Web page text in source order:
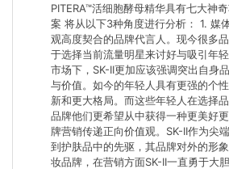
PITERA™活细胞酵母精华具有七大神
案 将从以下3种角度进行分析： 1. 媒
观高度契合的品牌代言人。现今很多
于选择当前流量明星来讨好与吸引年
市场下，SK-II更加应该强调突出自身
与价值。如今的年轻人具有更强的个
新和更大格局。而这些年轻人在选择
品牌他们更希望从中获得一种更美好
牌营销传递正向价值观。SK-II作为尖
到护肤品中的先驱，其品牌对外的形
妆品牌，在营销方面SK-II一直勇于大